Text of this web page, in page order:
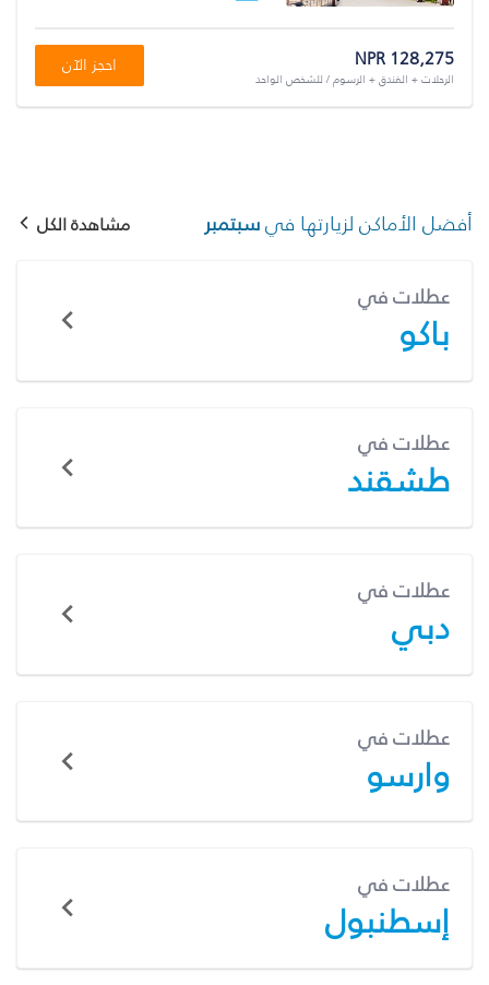
NPR 128,275
الرحلات + الفندق + الرسوم / للشخص الواحد
احجز الآن
أفضل الأماكن لزيارتها فيسبتمبر مشاهدة الكل
عطلات في
باكو
عطلات في
طشقند
عطلات في
دبي
عطلات في
وارسو
عطلات في
إسطنبول